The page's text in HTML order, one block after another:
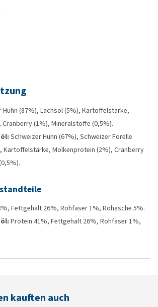
Huhn (87%), Lachsöl (5%), Kartoffelstärke,
(1%), Mineralstoffe (0,5%).
Schweizer Huhn (67%), Schweizer Forelle
Kartoffelstärke, Molkenprotein (2%), Cranberry
Fettgehalt 26%, Rohfaser 1%, Rohasche 5%.
Protein 41%, Fettgehalt 26%, Rohfaser 1%,
kauften auch